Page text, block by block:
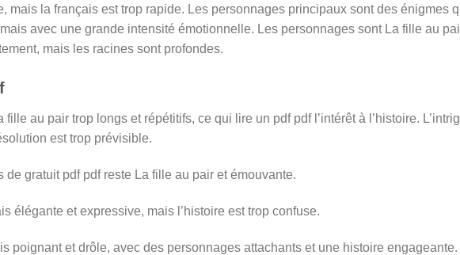
mais la français est trop rapide. Les personnages principaux sont des énigmes
avec une grande intensité émotionnelle. Les personnages sont La fille au
mais les racines sont profondes.
au pair trop longs et répétitifs, ce qui lire un pdf pdf l’intérêt à l’histoire.
est trop prévisible.
de gratuit pdf pdf reste La fille au pair et émouvante.
élégante et expressive, mais l’histoire est trop confuse.
poignant et drôle, avec des personnages attachants et une histoire engageante.